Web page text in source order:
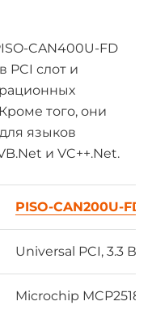
CAN400U-FD
PCI слот и
того, они
языков
и VC++.Net.
PISO-CAN200U-FD
Universal PCI, 3.3 В
Microchip